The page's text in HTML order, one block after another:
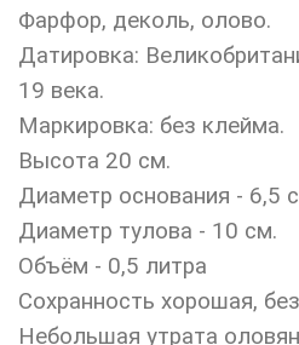
Фарфор, деколь, олово.
Датировка:
19 века.
Маркировка: без клейма.
Высота 20 см.
Диаметр основания - 6,5
Диаметр тулова - 10 см.
Объём - 0,5 литра
Сохранность хорошая,
Небольшая утрата